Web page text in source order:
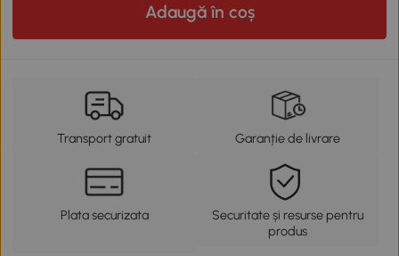
Adaugă în coș
Transport gratuit Garanție de livrare
Plata securizata
Securitate și resurse pentru
produs